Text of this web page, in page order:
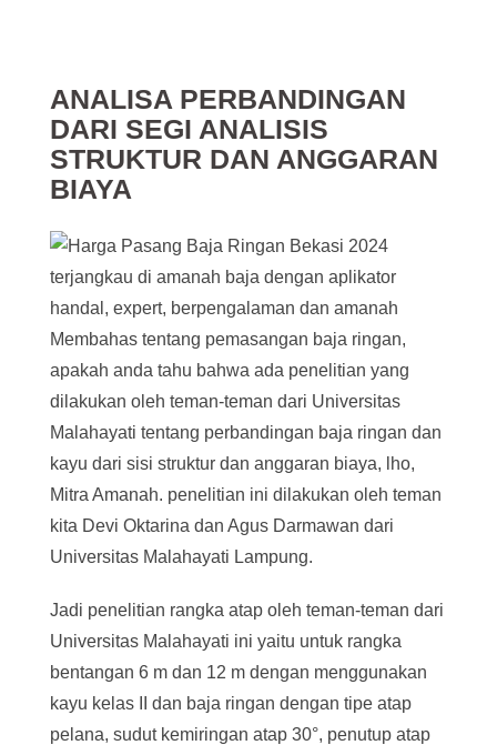
ANALISA PERBANDINGAN
DARI SEGI ANALISIS
STRUKTUR DAN ANGGARAN
BIAYA
Membahas tentang pemasangan baja ringan,
apakah anda tahu bahwa ada penelitian yang
dilakukan oleh teman-teman dari Universitas
Malahayati tentang perbandingan baja ringan dan
kayu dari sisi struktur dan anggaran biaya, lho,
Mitra Amanah. penelitian ini dilakukan oleh teman
kita Devi Oktarina dan Agus Darmawan dari
Universitas Malahayati Lampung.
Jadi penelitian rangka atap oleh teman-teman dari
Universitas Malahayati ini yaitu untuk rangka
bentangan 6 m dan 12 m dengan menggunakan
kayu kelas II dan baja ringan dengan tipe atap
pelana, sudut kemiringan atap 30°, penutup atap